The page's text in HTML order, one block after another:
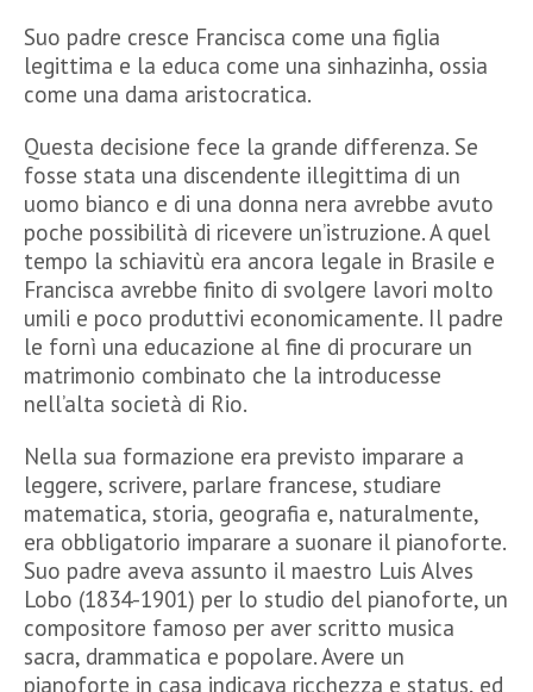
Suo padre cresce Francisca come una figlia
legittima e la educa come una sinhazinha, ossia
come una dama aristocratica.
Questa decisione fece la grande differenza. Se
fosse stata una discendente illegittima di un
uomo bianco e di una donna nera avrebbe avuto
poche possibilità di ricevere un’istruzione. A quel
tempo la schiavitù era ancora legale in Brasile e
Francisca avrebbe finito di svolgere lavori molto
umili e poco produttivi economicamente. Il padre
le fornì una educazione al fine di procurare un
matrimonio combinato che la introducesse
nell’alta società di Rio.
Nella sua formazione era previsto imparare a
leggere, scrivere, parlare francese, studiare
matematica, storia, geografia e, naturalmente,
era obbligatorio imparare a suonare il pianoforte.
Suo padre aveva assunto il maestro Luis Alves
Lobo (1834-1901) per lo studio del pianoforte, un
compositore famoso per aver scritto musica
sacra, drammatica e popolare. Avere un
pianoforte in casa indicava ricchezza e status, ed